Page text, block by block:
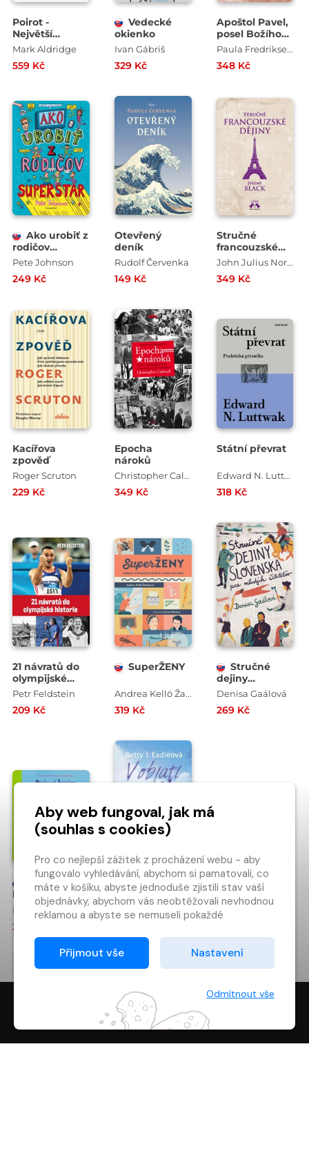
Poirot -
Největší
detektiv na
Mark Aldridge
559 Kč
Vedecké
okienko
Ivan Gábriš
329 Kč
Apoštol Pavel,
posel Božího
království
Paula Fredriksenová
348 Kč
Ako urobiť z
rodičov
superstar
Pete Johnson
249 Kč
Otevřený
deník
Rudolf Červenka
149 Kč
Stručné
francouzské
dějiny
John Julius Norwich
349 Kč
Kacířova
zpověď
Roger Scruton
229 Kč
Epocha
nároků
Christopher Caldwell
349 Kč
Státní převrat
Edward N. Luttwak
318 Kč
21 návratů do
olympijské
historie
Petr Feldstein
209 Kč
SuperŽENY
Andrea Kellö Žačoková
319 Kč
Stručné
dejiny
Slovenska pre
čitateľov
Denisa Gaálová
269 Kč
Prečo sú
banány
zahnuté?
Petra Maria Schmitt, Christian Dreller
209 Kč
V objatí
svetla
Aby web fungoval, jak má
(souhlas s cookies)
Pro co nejlepší zážitek z procházení webu - aby
fungovalo vyhledávání, abychom si pamatovali, co
máte v košíku, abyste jednoduše zjistili stav vaší
objednávky, abychom vás neobtěžovali nevhodnou
reklamou a abyste se nemuseli pokaždé
Proto od vás potřebujeme souhlas se
zpracováním souborů cookies
Děkujeme, že nám ho dáte a pomůžete nám tak
Přijmout vše Nastavení
Odmítnout vše